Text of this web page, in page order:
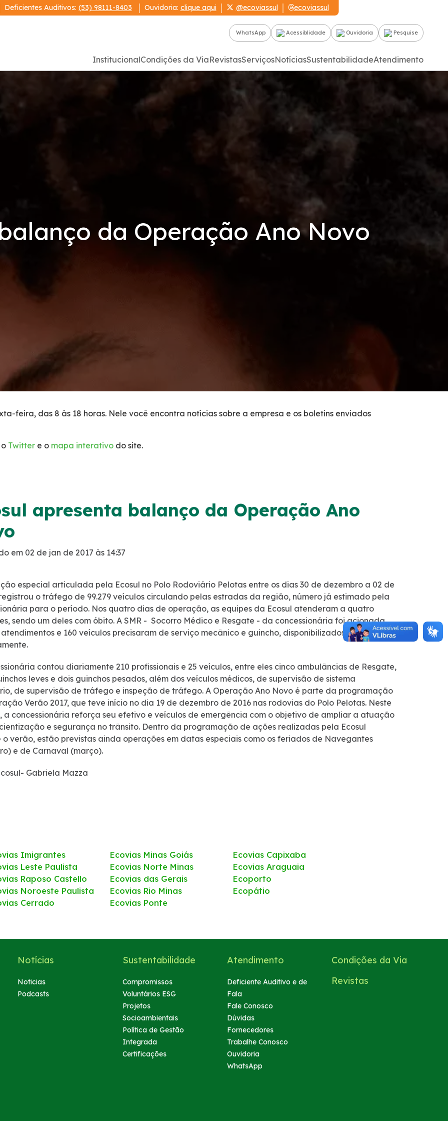
Deficientes Auditivos: (53) 98111-8403 Ouvidoria: clique aqui @ecoviassul ecoviassul
WhatsApp Acessiblidade Ouvidoria Pesquise
InstitucionalCondições da ViaRevistasServiçosNotíciasSustentabilidadeAtendimento
da Operação Ano Novo
feira, das 8 às 18 horas. Nele você encontra notícias sobre a empresa e os boletins enviados
Twitter e o mapa interativo do site.
apresenta balanço da Operação Ano
em 02 de jan de 2017 às 14:37
especial articulada pela Ecosul no Polo Rodoviário Pelotas entre os dias 30 de dezembro a 02 de
o tráfego de 99.279 veículos circulando pelas estradas da região, número já estimado pela
para o período. Nos quatro dias de operação, as equipes da Ecosul atenderam a quatro
sendo um deles com óbito. A SMR - Socorro Médico e Resgate - da concessionária foi acionada
e 160 veículos precisaram de serviço mecânico e guincho, disponibilizados
contou diariamente 210 profissionais e 25 veículos, entre eles cinco ambulâncias de Resgate,
leves e dois guinchos pesados, além dos veículos médicos, de supervisão de sistema
de supervisão de tráfego e inspeção de tráfego. A Operação Ano Novo é parte da programação
Verão 2017, que teve início no dia 19 de dezembro de 2016 nas rodovias do Polo Pelotas. Neste
a concessionária reforça seu efetivo e veículos de emergência com o objetivo de ampliar a atuação
e segurança no trânsito. Dentro da programação de ações realizadas pela Ecosul
o verão, estão previstas ainda operações em datas especiais como os feriados de Navegantes
e de Carnaval (março).
Gabriela Mazza
Imigrantes
Leste Paulista
Raposo Castello
Noroeste Paulista
Cerrado
Ecovias Minas Goiás
Ecovias Norte Minas
Ecovias das Gerais
Ecovias Rio Minas
Ecovias Ponte
Ecovias Capixaba
Ecovias Araguaia
Ecoporto
Ecopátio
Notícias
Noticias
Podcasts
Sustentabilidade
Compromissos
Voluntários ESG
Projetos
Socioambientais
Política de Gestão
Integrada
Certificações
Atendimento
Deficiente Auditivo e de
Fala
Fale Conosco
Dúvidas
Fornecedores
Trabalhe Conosco
Ouvidoria
WhatsApp
Condições da Via
Revistas